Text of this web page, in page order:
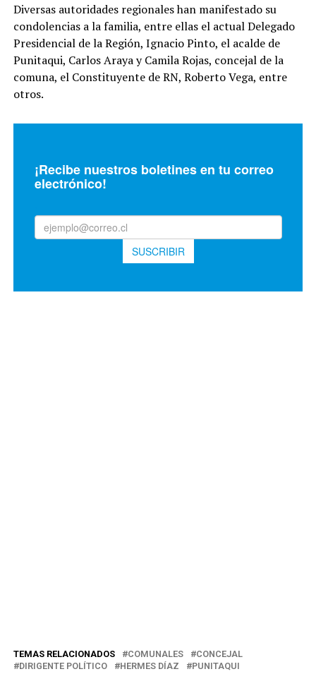
Diversas autoridades regionales han manifestado su
condolencias a la familia, entre ellas el actual Delegado
Presidencial de la Región, Ignacio Pinto, el acalde de
Punitaqui, Carlos Araya y Camila Rojas, concejal de la
comuna, el Constituyente de RN, Roberto Vega, entre
otros.
TEMAS RELACIONADOS COMUNALES
CONCEJAL
DIRIGENTE POLÍTICO
HERMES DÍAZ PUNITAQUI